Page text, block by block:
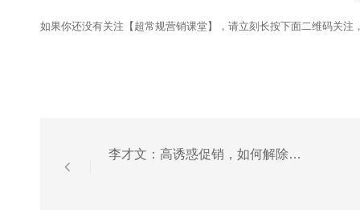
如果你还没有关注【超常规营销课堂】，请立刻长按下面二维码关注
李才文：高诱惑促销，如何解除顾客怀疑！